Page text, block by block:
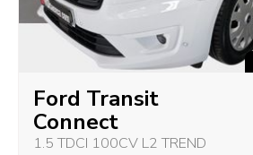
Ford Transit
Connect
1.5 TDCI 100CV L2 TREND